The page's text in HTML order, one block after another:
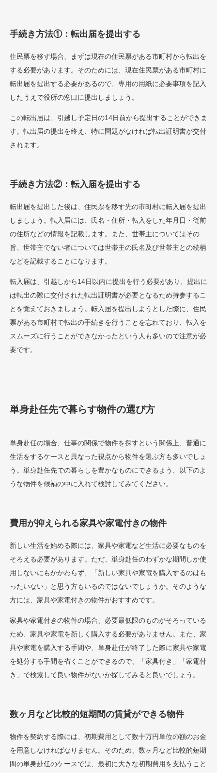
手続き方法①：転出届を提出する
住民票を移す場合、まずは現在の住民票がある市町村から転出を
する必要があります。そのためには、現在住民票がある市町村に
転出届を提出する必要があるので、専用の用紙に必要事項を記入
したうえで役所の窓口に提出しましょう。
この転出届は、引越し予定日の14日前から提出することができま
す。転出届の提出を終え、特に問題がなければ転出証明書が交付
されます。
手続き方法②：転入届を提出する
転出届を提出した後は、住民票を移す先の市町村に転入届を提出
しましょう。転入届には、氏名・住所・転入をした年月日・従前
の住所などの情報を記載します。また、世帯主についてはその
旨、世帯主でない者については世帯主の氏名及び世帯主との続柄
などを記載することになります。
転入届は、引越しから14日以内に提出を行う必要があり、提出に
は転出の際に交付された転出証明書が必要となるため持参するこ
とを覚えておきましょう。転入届を提出しようとした際に、住民
票がある市町村で転出の手続きを行うことを忘れており、転入を
スムーズに行うことができなかったという人も多いので注意が必
要です。
単身赴任先で暮らす物件の選び方
単身赴任の場合、仕事の関係で物件を探すという関係上、普通に
生活をするケースと異なった視点から物件を選ぶ方も多いでしょ
う。単身赴任先での暮らしを豊かなものにできるよう、以下のよ
うな物件を候補の中に入れて検討してみてください。
費用が抑えられる家具や家電付きの物件
新しい生活を始める際には、家具や家電など生活に必要なものを
そろえる必要があります。ただ、単身赴任のわずかな期間しか使
用しないにもかかわらず、「新しい家具や家電を購入するのはも
ったいない」と思う方もいるのではないでしょうか。そのような
方には、家具や家電付きの物件がおすすめです。
家具や家電付きの物件の場合、必要最低限のものがそろっている
ため、家具や家電を新しく購入する必要がありません。また、家
具や家電を購入する手間や、単身赴任が終了した際に家具や家電
を処分する手間を省くことができるので、「家具付き」「家電付
き」で検索して良い物件がないか探してみると良いでしょう。
数ヶ月など比較的短期間の賃貸ができる物件
物件を契約する際には、初期費用として数十万円単位の額のお金
を用意しなければなりません。そのため、数ヶ月など比較的短期
間の単身赴任のケースでは、最初に大きな初期費用を支払うこと